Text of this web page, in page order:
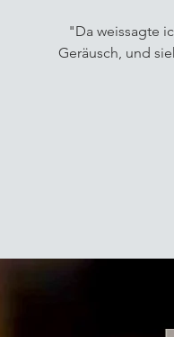
"Da weissagte
Geräusch, und